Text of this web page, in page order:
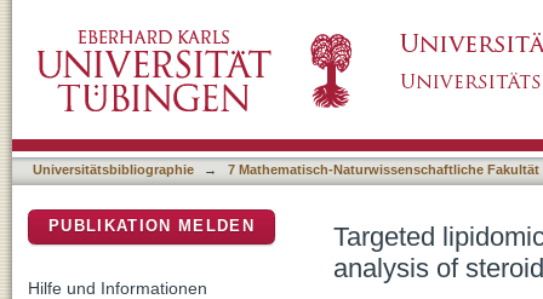
endocannabinoids
Universitätsbibliographie → 7 Mathematisch-Naturwissenschaftliche Fakultät
Targeted
analysis of
PUBLIKATION MELDEN
Hilfe und Informationen